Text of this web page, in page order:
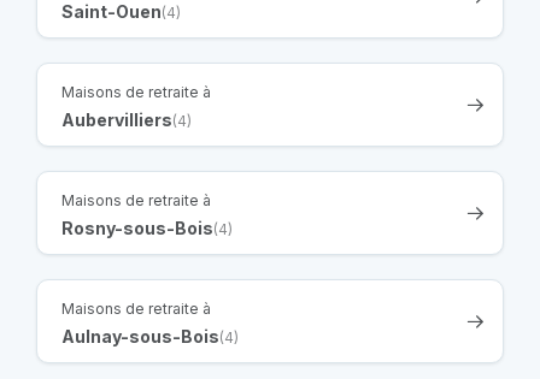
Saint-Ouen(4)
Maisons de retraite à
Aubervilliers(4)
Maisons de retraite à
Rosny-sous-Bois(4)
Maisons de retraite à
Aulnay-sous-Bois(4)